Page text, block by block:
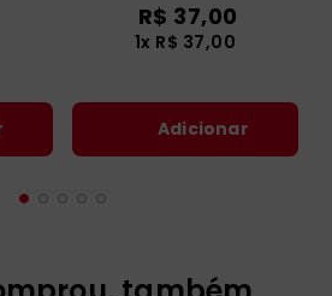
R$ 37,00
1x R$ 37,00
Adicionar